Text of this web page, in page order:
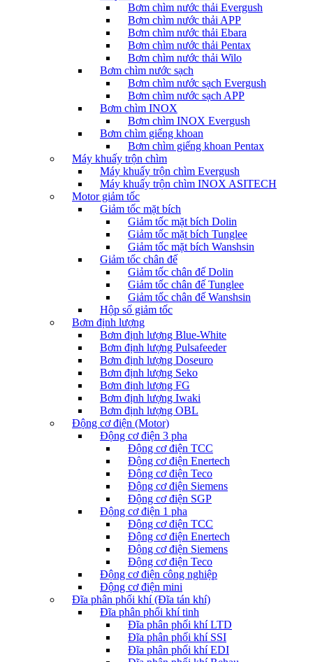
Bơm chìm nước thải Evergush
Bơm chìm nước thải APP
Bơm chìm nước thải Ebara
Bơm chìm nước thải Pentax
Bơm chìm nước thải Wilo
Bơm chìm nước sạch
Bơm chìm nước sạch Evergush
Bơm chìm nước sạch APP
Bơm chìm INOX
Bơm chìm INOX Evergush
Bơm chìm giếng khoan
Bơm chìm giếng khoan Pentax
Máy khuấy trộn chìm
Máy khuấy trộn chìm Evergush
Máy khuấy trộn chìm INOX ASITECH
Motor giảm tốc
Giảm tốc mặt bích
Giảm tốc mặt bích Dolin
Giảm tốc mặt bích Tunglee
Giảm tốc mặt bích Wanshsin
Giảm tốc chân đế
Giảm tốc chân đế Dolin
Giảm tốc chân đế Tunglee
Giảm tốc chân đế Wanshsin
Hộp số giảm tốc
Bơm định lượng
Bơm định lượng Blue-White
Bơm định lượng Pulsafeeder
Bơm định lượng Doseuro
Bơm định lượng Seko
Bơm định lượng FG
Bơm định lượng Iwaki
Bơm định lượng OBL
Động cơ điện (Motor)
Động cơ điện 3 pha
Động cơ điện TCC
Động cơ điện Enertech
Động cơ điện Teco
Động cơ điện Siemens
Động cơ điện SGP
Động cơ điện 1 pha
Động cơ điện TCC
Động cơ điện Enertech
Động cơ điện Siemens
Động cơ điện Teco
Động cơ điện công nghiệp
Động cơ điện mini
Đĩa phân phối khí (Đĩa tán khí)
Đĩa phân phối khí tinh
Đĩa phân phối khí LTD
Đĩa phân phối khí SSI
Đĩa phân phối khí EDI